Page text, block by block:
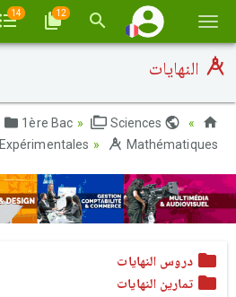
la
14 12
النهايات
1ère Bac
Sciences
Expérimentales
Mathématiques
دروس النهايات
تمارين النهايات